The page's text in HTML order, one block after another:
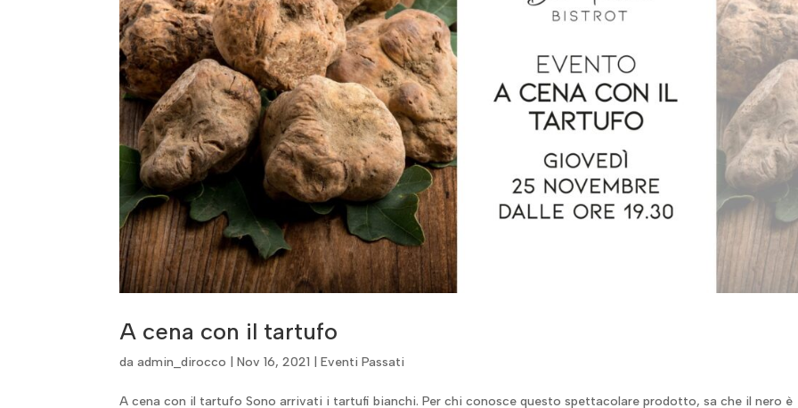
A cena con il tartufo
daadmin_dirocco |Nov 16, 2021 |Eventi Passati
A cena con il tartufo Sono arrivati i tartufi bianchi. Per chi conosce questo spettacolare prodotto, sa che il nero è